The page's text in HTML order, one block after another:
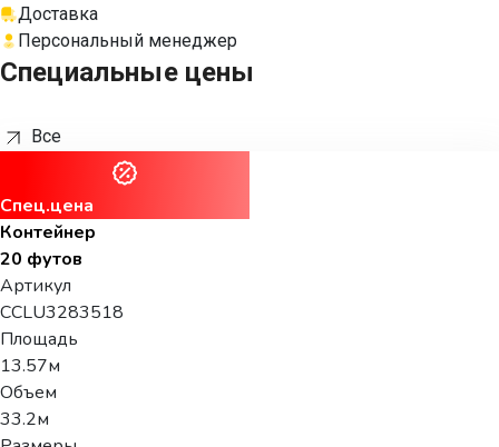
Доставка
Персональный менеджер
Специальные цены
Все
Спец.цена
Контейнер
20 футов
Артикул
CCLU3283518
Площадь
13.57м
Объем
33.2м